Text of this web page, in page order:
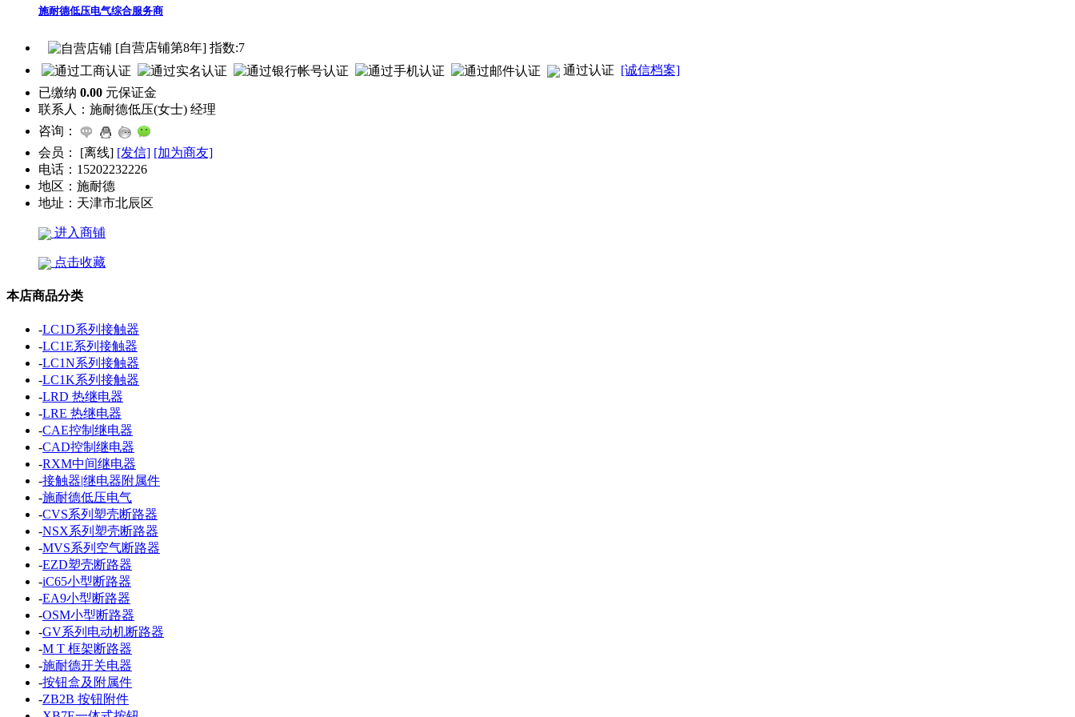
施耐德低压电气综合服务商
[自营店铺第8年] 指数:7
通过认证 [诚信档案]
已缴纳 0.00 元保证金
联系人： 施耐德低压(女士) 经理
咨询：
会员：
[离线] [发信] [加为商友]
电话： 15202232226
地区： 施耐德
地址： 天津市北辰区
进入商铺
点击收藏
本店商品分类
-LC1D系列接触器
-LC1E系列接触器
-LC1N系列接触器
-LC1K系列接触器
-LRD 热继电器
-LRE 热继电器
-CAE控制继电器
-CAD控制继电器
-RXM中间继电器
-接触器|继电器附属件
-施耐德低压电气
-CVS系列塑壳断路器
-NSX系列塑壳断路器
-MVS系列空气断路器
-EZD塑壳断路器
-iC65小型断路器
-EA9小型断路器
-OSM小型断路器
-GV系列电动机断路器
-M T 框架断路器
-施耐德开关电器
-按钮盒及附属件
-ZB2B 按钮附件